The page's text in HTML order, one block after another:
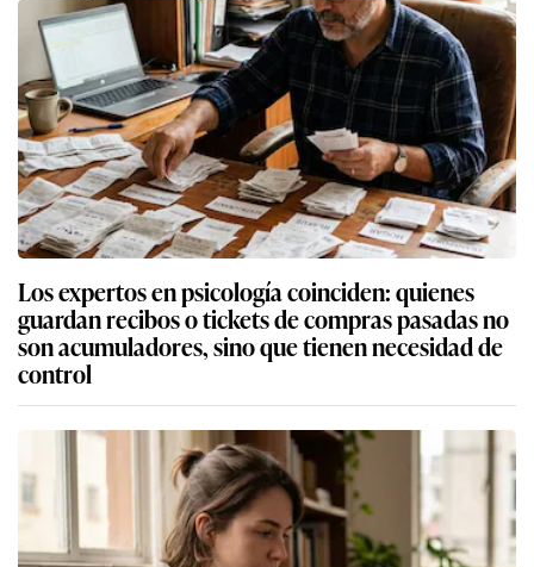
Los expertos en psicología coinciden: quienes
guardan recibos o tickets de compras pasadas no
son acumuladores, sino que tienen necesidad de
control